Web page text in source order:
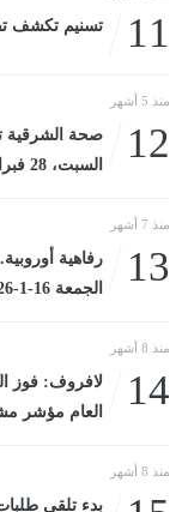
11 تسنيم تكشف
منذ 5 أشهر
12
السبت، 28 فبراير 2026 09:18 مـ
منذ 7 أشهر
13
رفاهية
الجمعة 16-1-2026
منذ 8 أشهر
14
لافروف: فوز
العام مؤشر
منذ 8 أشهر